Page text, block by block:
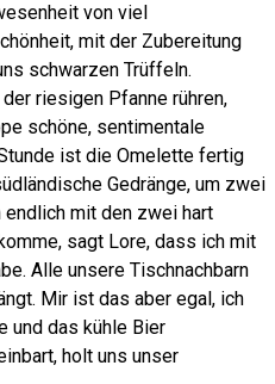
von viel
mit der Zubereitung
schwarzen Trüffeln.
riesigen Pfanne rühren,
schöne, sentimentale
ist die Omelette fertig
Gedränge, um zwei
mit den zwei hart
sagt Lore, dass ich mit
Alle unsere Tischnachbarn
Mir ist das aber egal, ich
und das kühle Bier
holt uns unser